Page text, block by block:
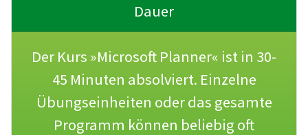
Dauer
Der Kurs »Microsoft Planner« ist in 30-
45 Minuten absolviert. Einzelne
Übungseinheiten oder das gesamte
Programm können beliebig oft